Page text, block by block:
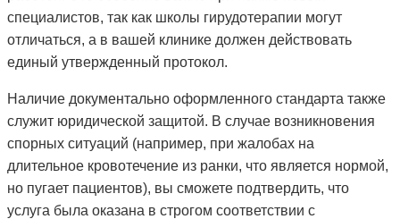
специалистов, так как школы гирудотерапии могут
отличаться, а в вашей клинике должен действовать
единый утвержденный протокол.
Наличие документально оформленного стандарта также
служит юридической защитой. В случае возникновения
спорных ситуаций (например, при жалобах на
длительное кровотечение из ранки, что является нормой,
но пугает пациентов), вы сможете подтвердить, что
услуга была оказана в строгом соответствии с